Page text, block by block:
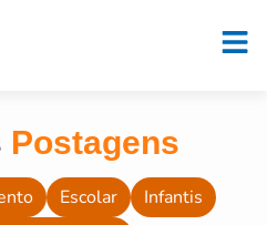
Postagens
Escolar
Infantis